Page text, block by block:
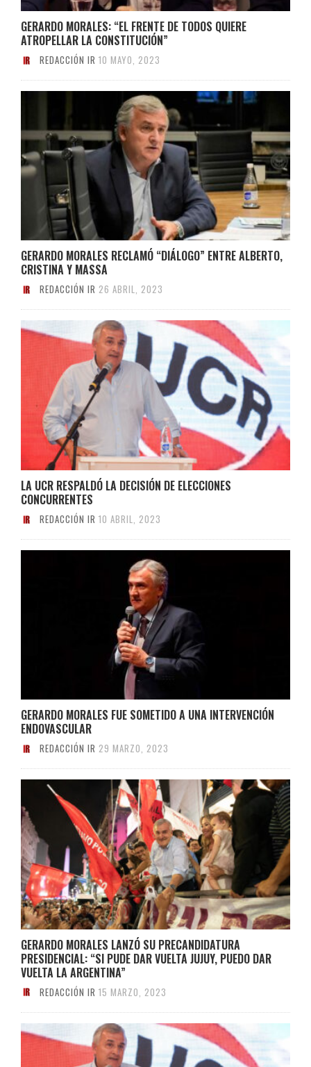
GERARDO MORALES: “EL FRENTE DE TODOS QUIERE
ATROPELLAR LA CONSTITUCIÓN”
REDACCIÓN IR 10 MAYO, 2023
GERARDO MORALES RECLAMÓ “DIÁLOGO” ENTRE ALBERTO,
CRISTINA Y MASSA
REDACCIÓN IR 26 ABRIL, 2023
LA UCR RESPALDÓ LA DECISIÓN DE ELECCIONES
CONCURRENTES
REDACCIÓN IR 10 ABRIL, 2023
GERARDO MORALES FUE SOMETIDO A UNA INTERVENCIÓN
ENDOVASCULAR
REDACCIÓN IR 29 MARZO, 2023
GERARDO MORALES LANZÓ SU PRECANDIDATURA
PRESIDENCIAL: “SI PUDE DAR VUELTA JUJUY, PUEDO DAR
VUELTA LA ARGENTINA”
REDACCIÓN IR 15 MARZO, 2023